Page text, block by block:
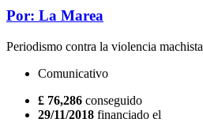
Por: La Marea
Periodismo contra la violencia machista
Comunicativo
£ 76,286 conseguido
29/11/2018 financiado el